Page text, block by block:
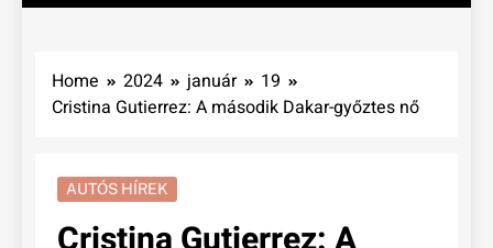
Home 2024 január
19
Cristina Gutierrez: A második Dakar-győztes nő
AUTÓS HÍREK